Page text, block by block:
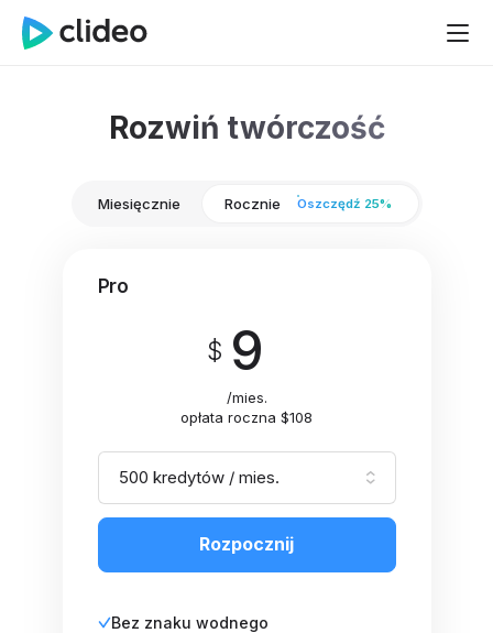
Rozwiń twórczość
Miesięcznie Rocznie Oszczędź 25%
Pro
9
/mies.
opłata roczna $108
500 kredytów / mies.
Rozpocznij
Bez znaku wodnego